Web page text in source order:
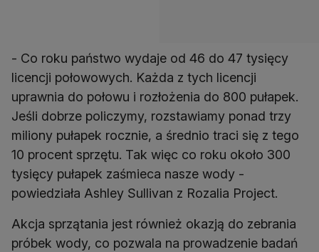
- Co roku państwo wydaje od 46 do 47 tysięcy
licencji połowowych. Każda z tych licencji
uprawnia do połowu i rozłożenia do 800 pułapek.
Jeśli dobrze policzymy, rozstawiamy ponad trzy
miliony pułapek rocznie, a średnio traci się z tego
10 procent sprzętu. Tak więc co roku około 300
tysięcy pułapek zaśmieca nasze wody -
powiedziała Ashley Sullivan z Rozalia Project.
Akcja sprzątania jest również okazją do zebrania
próbek wody, co pozwala na prowadzenie badań